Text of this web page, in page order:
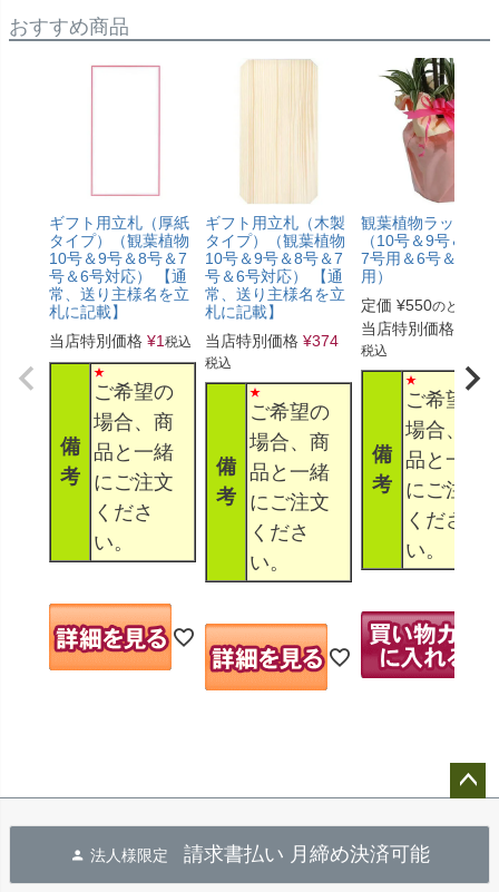
おすすめ商品
ギフト用立札（厚紙
タイプ）（観葉植物
10号＆9号＆8号＆7
号＆6号対応） 【通
常、送り主様名を立
札に記載】
当店特別価格 ¥1 税込
備
考
ご希望の
場合、商
品と一緒
にご注文
くださ
い。
ギフト用立札（木製
タイプ）（観葉植物
10号＆9号＆8号＆7
号＆6号対応） 【通
常、送り主様名を立
札に記載】
当店特別価格 ¥374
税込
備
考
ご希望の
場合、商
品と一緒
にご注文
くださ
い。
観葉植物ラッピン
（10号＆9号＆8号
7号用＆6号＆5号
用）
定価 ¥550のところ
当店特別価格
税込
備
考
ご希望の
場合、商
品と一緒
にご注文
くださ
い。
へ
法人様限定 請求書払い 月締め決済可能